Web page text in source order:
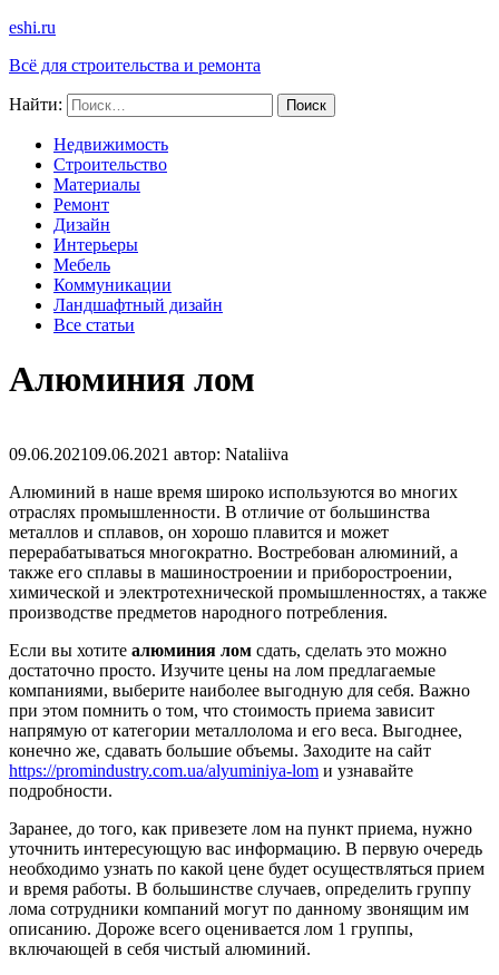
eshi.ru
Всё для строительства и ремонта
Найти:
Недвижимость
Строительство
Материалы
Ремонт
Дизайн
Интерьеры
Мебель
Коммуникации
Ландшафтный дизайн
Все статьи
Алюминия лом
09.06.202109.06.2021 автор: Nataliiva
Алюминий в наше время широко используются во многих
отраслях промышленности. В отличие от большинства
металлов и сплавов, он хорошо плавится и может
перерабатываться многократно. Востребован алюминий, а
также его сплавы в машиностроении и приборостроении,
химической и электротехнической промышленностях, а также
производстве предметов народного потребления.
Если вы хотите алюминия лом сдать, сделать это можно
достаточно просто. Изучите цены на лом предлагаемые
компаниями, выберите наиболее выгодную для себя. Важно
при этом помнить о том, что стоимость приема зависит
напрямую от категории металлолома и его веса. Выгоднее,
конечно же, сдавать большие объемы. Заходите на сайт
https://promindustry.com.ua/alyuminiya-lom и узнавайте
подробности.
Заранее, до того, как привезете лом на пункт приема, нужно
уточнить интересующую вас информацию. В первую очередь
необходимо узнать по какой цене будет осуществляться прием
и время работы. В большинстве случаев, определить группу
лома сотрудники компаний могут по данному звонящим им
описанию. Дороже всего оценивается лом 1 группы,
включающей в себя чистый алюминий.